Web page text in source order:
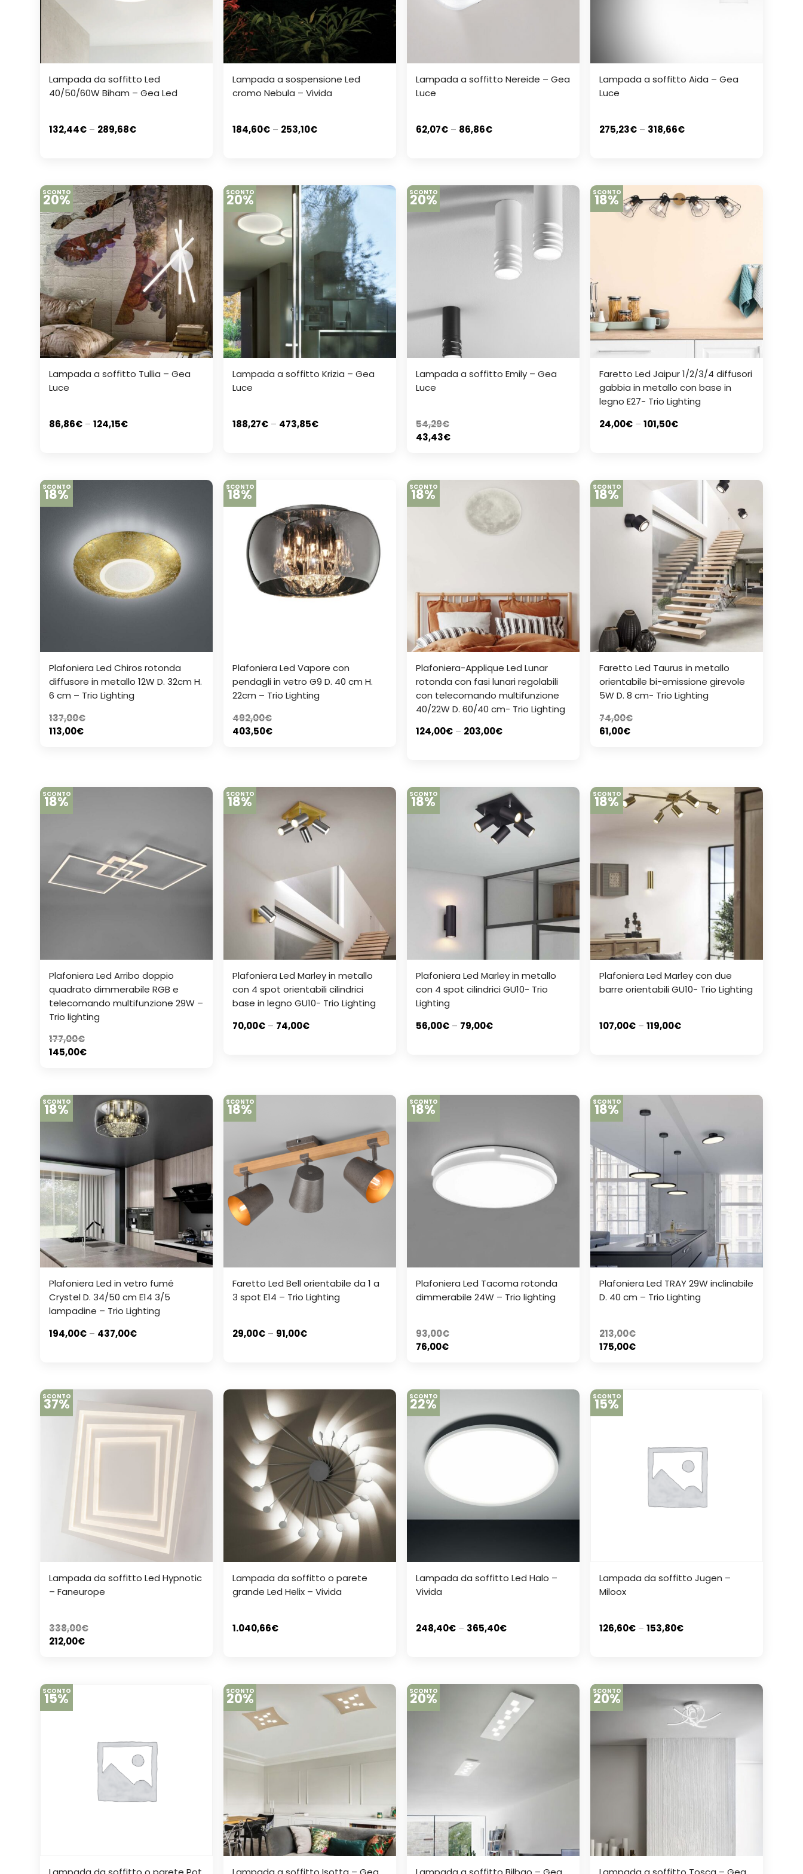
Lampada da soffitto Led
40/50/60W Biham – Gea Led
132,44€ – 289,68€
Lampada a sospensione Led
cromo Nebula – Vivida
184,60€ – 253,10€
Lampada a soffitto Nereide – Gea
Luce
62,07€ – 86,86€
Lampada a soffitto Aida – Gea
Luce
275,23€ – 318,66€
SCONTO
20%
Lampada a soffitto Tullia – Gea
Luce
86,86€ – 124,15€
SCONTO
20%
Lampada a soffitto Krizia – Gea
Luce
188,27€ – 473,85€
SCONTO
20%
Lampada a soffitto Emily – Gea
Luce
54,29€
43,43€
SCONTO
18%
Faretto Led Jaipur 1/2/3/4 diffusori
gabbia in metallo con base in
legno E27- Trio Lighting
24,00€ –101,50€
SCONTO
18%
Plafoniera Led Chiros rotonda
diffusore in metallo 12W D. 32cm H.
6 cm – Trio Lighting
137,00€
113,00€
SCONTO
18%
Plafoniera Led Vapore con
pendagli in vetro G9 D. 40 cm H.
22cm – Trio Lighting
492,00€
403,50€
SCONTO
18%
Plafoniera-Applique Led Lunar
rotonda con fasi lunari regolabili
con telecomando multifunzione
40/22W D. 60/40 cm- Trio Lighting
124,00€ – 203,00€
SCONTO
18%
Faretto Led Taurus in metallo
orientabile bi-emissione girevole
5W D. 8 cm- Trio Lighting
74,00€
61,00€
SCONTO
18%
Plafoniera Led Arribo doppio
quadrato dimmerabile RGB e
telecomando multifunzione 29W –
Trio lighting
177,00€
145,00€
SCONTO
18%
Plafoniera Led Marley in metallo
con 4 spot orientabili cilindrici
base in legno GU10- Trio Lighting
70,00€ – 74,00€
SCONTO
18%
Plafoniera Led Marley in metallo
con 4 spot cilindrici GU10- Trio
Lighting
56,00€ – 79,00€
SCONTO
18%
Plafoniera Led Marley con due
barre orientabili GU10- Trio Lighting
107,00€ –119,00€
SCONTO
18%
Plafoniera Led in vetro fumé
Crystel D. 34/50 cm E14 3/5
lampadine – Trio Lighting
194,00€ – 437,00€
SCONTO
18%
Faretto Led Bell orientabile da 1 a
3 spot E14 – Trio Lighting
29,00€ – 91,00€
SCONTO
18%
Plafoniera Led Tacoma rotonda
dimmerabile 24W – Trio lighting
93,00€
76,00€
SCONTO
18%
Plafoniera Led TRAY 29W inclinabile
D. 40 cm – Trio Lighting
213,00€
175,00€
SCONTO
37%
Lampada da soffitto Led Hypnotic
– Faneurope
338,00€
212,00€
Lampada da soffitto o parete
grande Led Helix – Vivida
1.040,66€
SCONTO
22%
Lampada da soffitto Led Halo –
Vivida
248,40€ – 365,40€
SCONTO
15%
Lampada da soffitto Jugen –
Miloox
126,60€ –153,80€
SCONTO
15% SCONTO
20% SCONTO
20% SCONTO
20%